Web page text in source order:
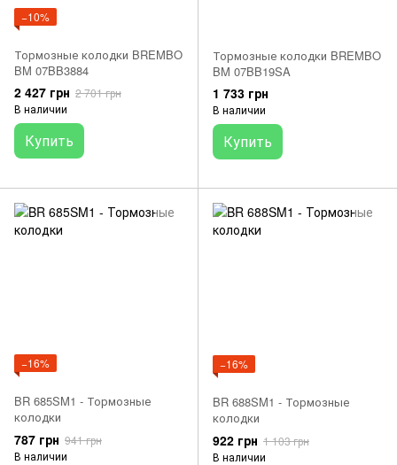
−10%
Тормозные колодки BREMBO
BM 07BB3884
2 427 грн 2 701 грн
В наличии
Купить
Тормозные колодки BREMBO
BM 07BB19SA
1 733 грн
В наличии
Купить
−16%
BR 685SM1 - Тормозные
колодки
787 грн 941 грн
В наличии
−16%
BR 688SM1 - Тормозные
колодки
922 грн 1 103 грн
В наличии